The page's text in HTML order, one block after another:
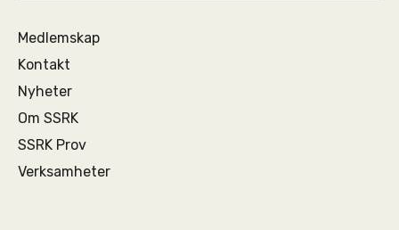
Medlemskap
Kontakt
Nyheter
Om SSRK
SSRK Prov
Verksamheter